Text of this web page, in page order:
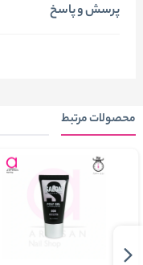
پرسش و پاسخ
محصولات مرتبط